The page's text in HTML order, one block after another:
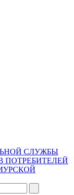
СЛУЖБЫ
ПОТРЕБИТЕЛЕЙ